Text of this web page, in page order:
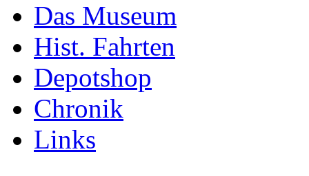
Das Museum
Hist. Fahrten
Depotshop
Chronik
Links